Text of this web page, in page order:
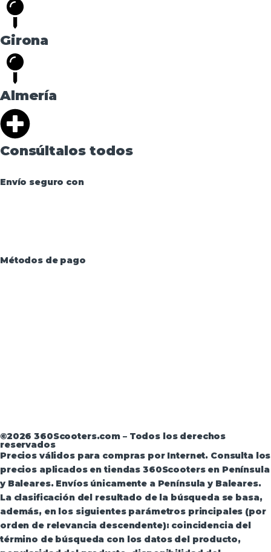
Girona
Almería
Consúltalos todos
Envío seguro con
Métodos de pago
©2026 360Scooters.com – Todos los derechos
reservados
Precios válidos para compras por Internet. Consulta los
precios aplicados en tiendas 360Scooters en Península
y Baleares. Envíos únicamente a Península y Baleares.
La clasificación del resultado de la búsqueda se basa,
además, en los siguientes parámetros principales (por
orden de relevancia descendente): coincidencia del
término de búsqueda con los datos del producto,